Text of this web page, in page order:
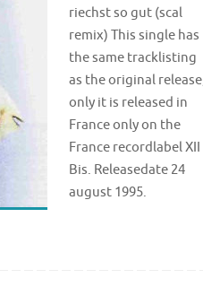
riechst so gut (scal
remix) This single has
the same tracklisting
as the original
only it is released in
France only on the
France recordlabel XII
Bis. Releasedate 24
august 1995.